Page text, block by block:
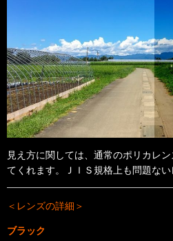
見え方に関しては、通常のポリカレ
てくれます。
ＪＩＳ規格上も問題ない
＜レンズの詳細＞
ブラック